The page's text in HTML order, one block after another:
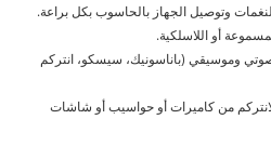
وتوصيل الجهاز بالحاسوب بكل براعة.
أو اللاسلكية.
وموسيقي (باناسونيك، سيسكو، انتركم
للانتركم من كاميرات أو حواسيب أو شاشات